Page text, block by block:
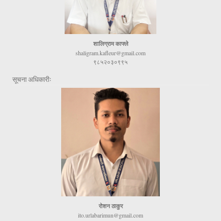
शालिग्राम काफ्ले
shaligram.kafleur@gmail.com
९८५२०३०९९५
सूचना अधिकारीः
रोशन ठाकुर
ito.urlabarimun@gmail.com